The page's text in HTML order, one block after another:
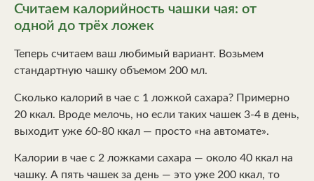
Считаем калорийность чашки чая: от
одной до трёх ложек
Теперь считаем ваш любимый вариант. Возьмем
стандартную чашку объемом 200 мл.
Сколько калорий в чае с 1 ложкой сахара? Примерно
20 ккал. Вроде мелочь, но если таких чашек 3-4 в день,
выходит уже 60-80 ккал — просто «на автомате».
Калории в чае с 2 ложками сахара — около 40 ккал на
чашку. А пять чашек за день — это уже 200 ккал, то